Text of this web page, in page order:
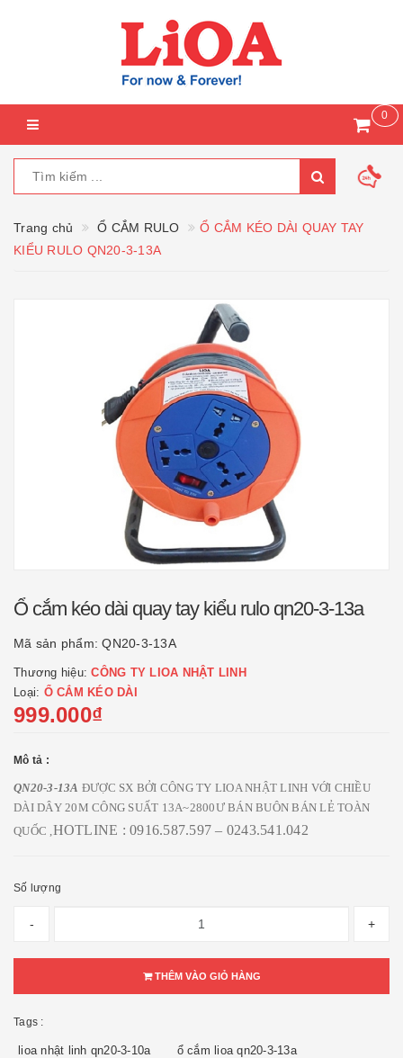
0
Trang chủ Ổ CẮM RULO
Ổ CẮM KÉO DÀI QUAY TAY
KIỂU RULO QN20-3-13A
Ổ cắm kéo dài quay tay kiểu rulo qn20-3-13a
Mã sản phẩm:QN20-3-13A
Thương hiệu:CÔNG TY LIOA NHẬT LINH
Loại: Ổ CẮM KÉO DÀI
999.000₫
Mô tả :
QN20-3-13A ĐƯỢC SX BỞI CÔNG TY LIOA NHẬT LINH VỚI CHIỀU
DÀI DÂY 20M CÔNG SUẤT 13A~2800Ư BÁN BUÔN BÁN LẺ TOÀN
QUỐC ,HOTLINE : 0916.587.597 – 0243.541.042
Số lượng
- +
THÊM VÀO GIỎ HÀNG
Tags :
lioa nhật linh qn20-3-10a ổ cắm lioa qn20-3-13a